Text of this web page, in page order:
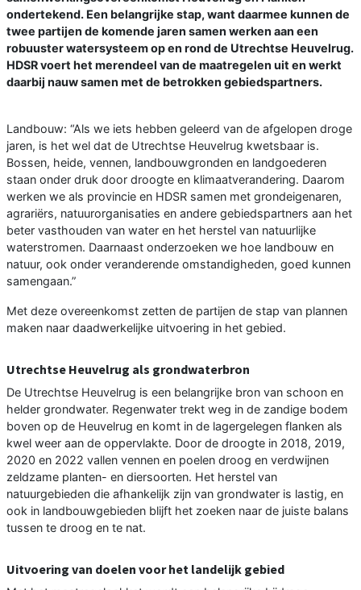
ondertekend. Een belangrijke stap, want daarmee kunnen de
twee partijen de komende jaren samen werken aan een
robuuster watersysteem op en rond de Utrechtse Heuvelrug.
HDSR voert het merendeel van de maatregelen uit en werkt
daarbij nauw samen met de betrokken gebiedspartners.
Landbouw: “Als we iets hebben geleerd van de afgelopen droge
jaren, is het wel dat de Utrechtse Heuvelrug kwetsbaar is.
Bossen, heide, vennen, landbouwgronden en landgoederen
staan onder druk door droogte en klimaatverandering. Daarom
werken we als provincie en HDSR samen met grondeigenaren,
agrariërs, natuurorganisaties en andere gebiedspartners aan het
beter vasthouden van water en het herstel van natuurlijke
waterstromen. Daarnaast onderzoeken we hoe landbouw en
natuur, ook onder veranderende omstandigheden, goed kunnen
samengaan.”
Met deze overeenkomst zetten de partijen de stap van plannen
maken naar daadwerkelijke uitvoering in het gebied.
Utrechtse Heuvelrug als grondwaterbron
De Utrechtse Heuvelrug is een belangrijke bron van schoon en
helder grondwater. Regenwater trekt weg in de zandige bodem
boven op de Heuvelrug en komt in de lagergelegen flanken als
kwel weer aan de oppervlakte. Door de droogte in 2018, 2019,
2020 en 2022 vallen vennen en poelen droog en verdwijnen
zeldzame planten- en diersoorten. Het herstel van
natuurgebieden die afhankelijk zijn van grondwater is lastig, en
ook in landbouwgebieden blijft het zoeken naar de juiste balans
tussen te droog en te nat.
Uitvoering van doelen voor het landelijk gebied